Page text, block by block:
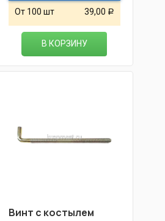
От 100 шт 39,00 Р
В КОРЗИНУ
Винт с костылем